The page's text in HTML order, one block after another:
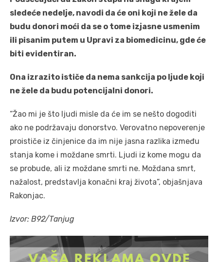
sledeće nedelje, navodi da će oni koji ne žele da
budu donori moći da se o tome izjasne usmenim
ili pisanim putem u Upravi za biomedicinu, gde će
biti evidentiran.
Ona izrazito ističe da nema sankcija po ljude koji
ne žele da budu potencijalni donori.
“Žao mi je što ljudi misle da će im se nešto dogoditi
ako ne podržavaju donorstvo. Verovatno nepoverenje
proističe iz činjenice da im nije jasna razlika između
stanja kome i moždane smrti. Ljudi iz kome mogu da
se probude, ali iz moždane smrti ne. Moždana smrt,
nažalost, predstavlja konačni kraj života”, objašnjava
Rakonjac.
Izvor: B92/Tanjug